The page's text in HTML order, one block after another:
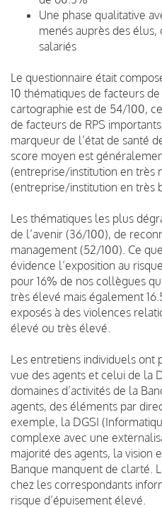
Une phase qualitative
menés auprès des
salariés
Le questionnaire était
10 thématiques de facteurs
cartographie est de 54/100,
de facteurs de RPS
marqueur de l’état de santé
score moyen est
(entreprise/institution en très
(entreprise/institution en très
Les thématiques les plus
de l’avenir (36/100), de
management (52/100). Ce
évidence l’exposition au
pour 16% de nos collègues
très élevé mais également
exposés à des violences
élevé ou très élevé.
Les entretiens individuels ont
vue des agents et celui de la
domaines d’activités de la
agents, des éléments par
exemple, la DGSI
complexe avec une
majorité des agents, la vision
Banque manquent de clarté.
chez les correspondants
risque d’épuisement élevé.